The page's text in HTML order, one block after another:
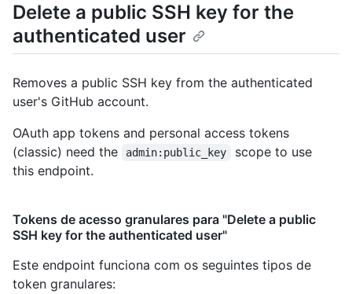
Delete a public SSH key for the
authenticated user
Removes a public SSH key from the authenticated
user's GitHub account.
OAuth app tokens and personal access tokens
(classic) need the
admin:public_key
scope to use
this endpoint.
Tokens de acesso granulares para "Delete a public
SSH key for the authenticated user"
Este endpoint funciona com os seguintes tipos de
token granulares: